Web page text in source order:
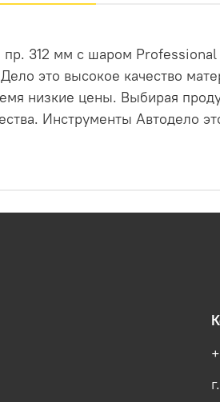
пр. 312 мм с шаром
это высокое качество
низкие цены. Выбирая
Инструменты Автодело